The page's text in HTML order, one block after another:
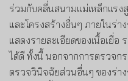
ร่วมกับคลื่นสนามแม่เหล็กแรง
และโครงสร้างอื่นๆ ภายในร่า
แสดงรายละเอียดของเนื้อเยื่อ
ได้ดี ทั้งนี้ นอกจากการตรวจก
ตรวจวินิจฉัยส่วนอื่นๆ ของร่า